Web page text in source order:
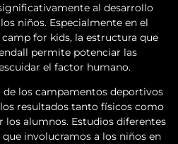
al desarrollo
niños. Especialmente en el
for kids, la estructura que
permite potenciar las
el factor humano.
los campamentos deportivos
resultados tanto físicos como
los alumnos. Estudios diferentes
involucramos a los niños en